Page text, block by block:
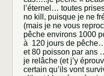
l’éternel… toutes
no kill, puisque je ne
(mais je ne vous
pêche environs 1000
à 120 jours de
et 80 poisson par ans
je relâche (et j’y
certain qu’ils vont